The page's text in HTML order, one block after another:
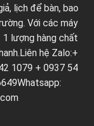
, lịch để bàn, bao
Với các máy
lượng hàng chất
hệ Zalo:+
1079 + 0937 54